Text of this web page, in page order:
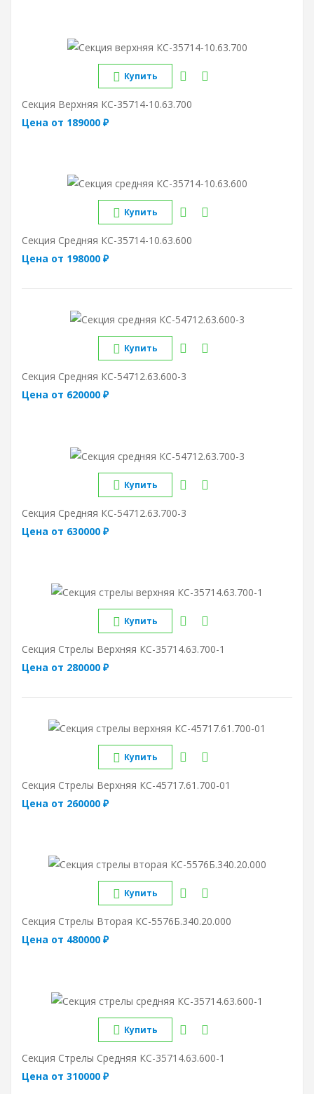
Купить
Секция Верхняя КС-35714-10.63.700
Цена от 189000 ₽
Купить
Секция Средняя КС-35714-10.63.600
Цена от 198000 ₽
Купить
Секция Средняя КС-54712.63.600-3
Цена от 620000 ₽
Купить
Секция Средняя КС-54712.63.700-3
Цена от 630000 ₽
Купить
Секция Стрелы Верхняя КС-35714.63.700-1
Цена от 280000 ₽
Купить
Секция Стрелы Верхняя КС-45717.61.700-01
Цена от 260000 ₽
Купить
Секция Стрелы Вторая КС-5576Б.340.20.000
Цена от 480000 ₽
Купить
Секция Стрелы Средняя КС-35714.63.600-1
Цена от 310000 ₽